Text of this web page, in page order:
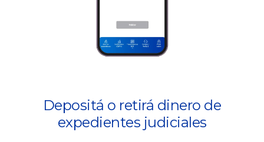
Depositá o retirá dinero de
expedientes judiciales